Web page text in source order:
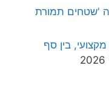
'שטחים תמורת
בין סף